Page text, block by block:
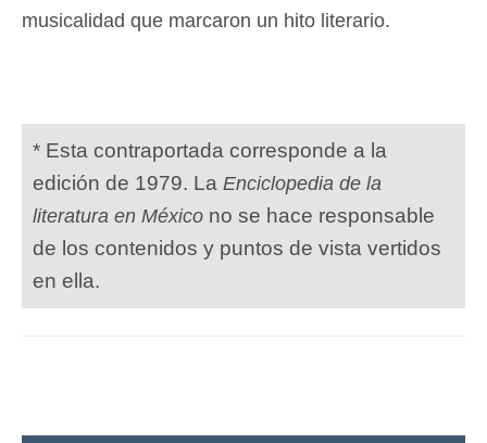
musicalidad que marcaron un hito literario.
* Esta contraportada corresponde a la
edición de 1979. La Enciclopedia de la
literatura en México no se hace responsable
de los contenidos y puntos de vista vertidos
en ella.